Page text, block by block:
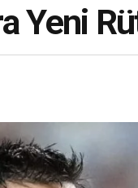
Yeni